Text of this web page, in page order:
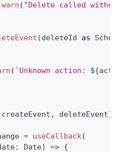
warn ( "Delete called
(deleteId as
( ` Unknown action: ${
createEvent , deleteEvent]
= useCallback(
: Date) => {